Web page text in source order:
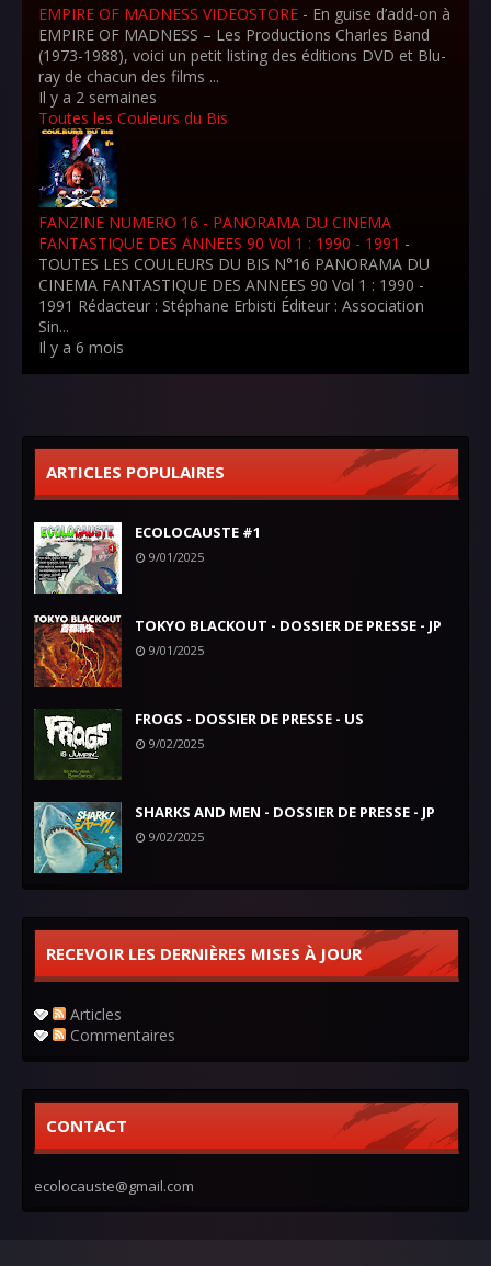
EMPIRE OF MADNESS VIDEOSTORE - En guise d’add-on à
EMPIRE OF MADNESS – Les Productions Charles Band
(1973-1988), voici un petit listing des éditions DVD et Blu-
ray de chacun des films ...
Il y a 2 semaines
Toutes les Couleurs du Bis
FANZINE NUMERO 16 - PANORAMA DU CINEMA
FANTASTIQUE DES ANNEES 90 Vol 1 : 1990 - 1991 -
TOUTES LES COULEURS DU BIS N°16 PANORAMA DU
CINEMA FANTASTIQUE DES ANNEES 90 Vol 1 : 1990 -
1991 Rédacteur : Stéphane Erbisti Éditeur : Association
Sin...
Il y a 6 mois
ARTICLES POPULAIRES
ECOLOCAUSTE #1
9/01/2025
TOKYO BLACKOUT - DOSSIER DE PRESSE - JP
9/01/2025
FROGS - DOSSIER DE PRESSE - US
9/02/2025
SHARKS AND MEN - DOSSIER DE PRESSE - JP
9/02/2025
RECEVOIR LES DERNIÈRES MISES À JOUR
Articles
Commentaires
CONTACT
ecolocauste@gmail.com